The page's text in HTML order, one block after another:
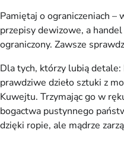
Pamiętaj o ograniczeniach –
przepisy dewizowe, a
ograniczony. Zawsze
Dla tych, którzy lubią
prawdziwe dzieło sztuki z
Kuwejtu. Trzymając go w
bogactwa pustynnego
dzięki ropie, ale mądrze